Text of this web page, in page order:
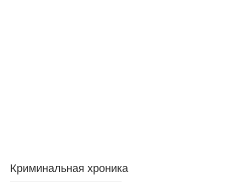
Криминальная хроника